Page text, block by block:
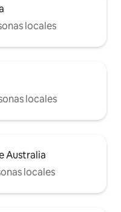
locales
locales
Australia
locales